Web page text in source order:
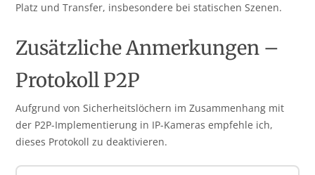
Platz und Transfer, insbesondere bei statischen Szenen.
Zusätzliche Anmerkungen –
Protokoll P2P
Aufgrund von Sicherheitslöchern im Zusammenhang mit
der P2P-Implementierung in IP-Kameras empfehle ich,
dieses Protokoll zu deaktivieren.